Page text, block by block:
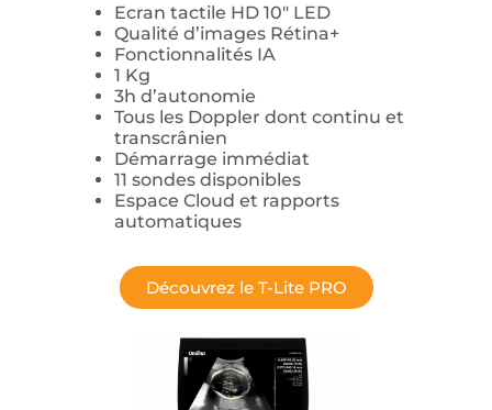
Ecran tactile HD 10″ LED
Qualité d’images Rétina+
Fonctionnalités IA
1 Kg
3h d’autonomie
Tous les Doppler dont continu et
transcrânien
Démarrage immédiat
11 sondes disponibles
Espace Cloud et rapports
automatiques
Découvrez le T-Lite PRO